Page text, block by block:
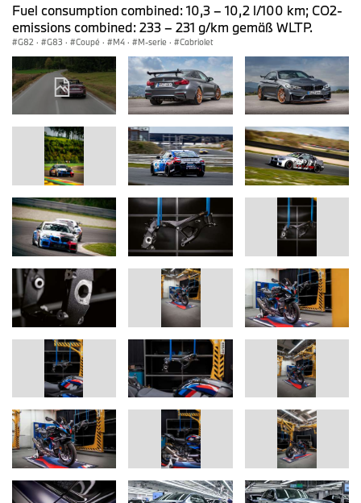
Fuel consumption combined: 10,3 – 10,2 l/100 km; CO2-
emissions combined: 233 – 231 g/km gemäß WLTP.
G82 · G83 · Coupé · M4 · M-serie · Cabriolet